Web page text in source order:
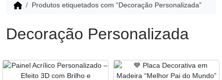
Produtos etiquetados com “Decoração Personalizada”
Decoração Personalizada